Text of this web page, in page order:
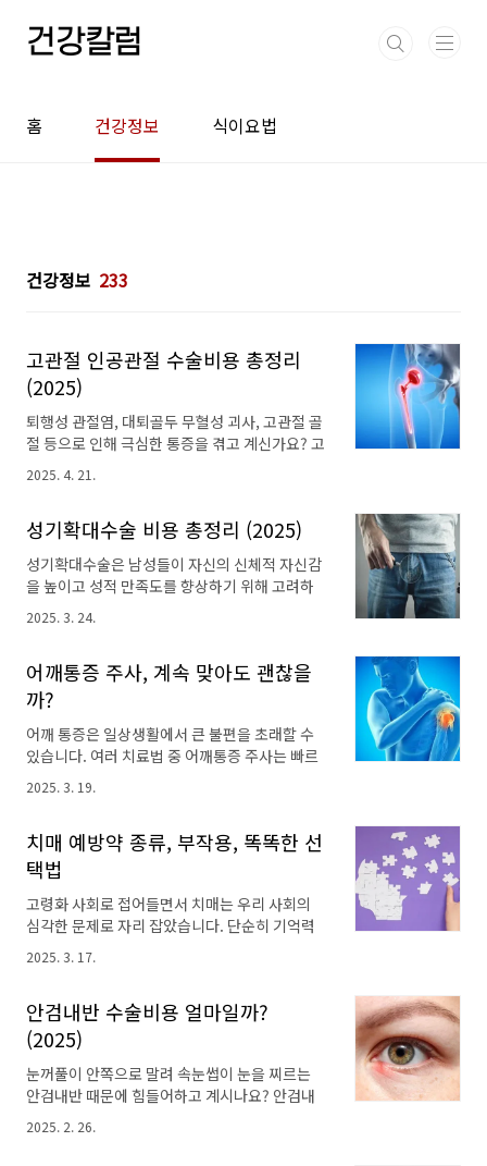
건강칼럼
홈 건강정보 식이요법
건강정보 233
고관절 인공관절 수술비용 총정리
(2025)
퇴행성 관절염, 대퇴골두 무혈성 괴사, 고관절 골
절 등으로 인해 극심한 통증을 겪고 계신가요? 고
관절 인공관절 수술은 손상된 고관절을 인공관절
로 대체하여 통증을 완화하고 운동 기능을 회복
정하기 전에 가장 궁금한 것 중 하나가 바로 고관
절 인공관절 수술 비용일 것입니다. 오늘은 이를
위해 고관절 인공관절 수술방법, 수술시기, 수술
비용에 대해 알아보도록 하겠습니다. 고관절 질
병 관련 정보고관절 통증 원인 6가지와 해결방법
복기간, 재활 언제부터 가능할까?골다공증에 좋
은 음식 12가지 고관절 인공관절 수술이란? 고관
절 인공관절 수술은 심하게 손상된 고관절 연골
과 뼈를 제거하고, 금속, 플라스틱, 세라믹 등의
특수 ..
2025. 4. 21.
성기확대수술 비용 총정리 (2025)
성기확대수술은 남성들이 자신의 신체적 자신감
을 높이고 성적 만족도를 향상하기 위해 고려하
는 수술 중 하나입니다. 하지만 이 수술은 개인의
신체적 특성과 기대 효과에 따라 다양한 방법과
과 충분한 정보 수집이 필수적입니다. 오늘은 이
를 위해 성기확대수술 비용에 대해 알아보도록
하겠습니다. ※ 함께 보면 도움 되는 글발기부전
치료방법 TOP 8 알아보기조루 치료법 TOP 8 놓
치지 마세요조루수술비용 총정리 (2025)음경확
대수술 비용 총정리 (2025)남자 갱년기 증상 15
기를 확대하여 자신감 회복과 성 기능 향상을 목
표로 하는 수술입니다. 이는 주로 남성의 신체적
2025. 3. 24.
어깨통증 주사, 계속 맞아도 괜찮을
까?
어깨 통증은 일상생활에서 큰 불편을 초래할 수
있습니다. 여러 치료법 중 어깨통증 주사는 빠르
게 통증을 완화해 주는 효과 덕분에 많은 사람들
이 선호하는 방법입니다. 하지만 주사를 반복해
대해 궁금해하는 분들이 적지 않습니다. 이에 오
늘은 어깨통증 주사 주기에 대해 자세히 알아보
겠습니다. 어깨통증 주사란? 어깨통증 주사는
어깨 관절 또는 주변 조직에 약물을 직접 주입하
여 통증을 완화하고 염증을 줄이는 치료법입니
다. 주로 사용되는 약물은 다음과 같습니다. 1. 스
통증을 완화합니다. 2. 히알루론산 주사관절 윤
활액과 유사한 히알루론산을 주입하여 관절 운동
2025. 3. 19.
치매 예방약 종류, 부작용, 똑똑한 선
택법
고령화 사회로 접어들면서 치매는 우리 사회의
심각한 문제로 자리 잡았습니다. 단순히 기억력
이 감퇴하는 것을 넘어, 일상생활이 불가능해지
고 존엄성까지 잃게 만드는 치매는 개인과 가족
는 이릅니다. 의학 기술의 발달로 치매 진행을 늦
추고 증상을 완화하는 다양한 예방약들이 개발되
었고, 건강한 생활 습관을 통해 치매 발병을 낮출
수 있습니다. 오늘은 이를 위해 치매 예방약 종류,
부작용, 똑똑한 선택법에 대해 알아보겠습니
다. 치매 예방약, 왜 중요할까? 치매는 단순한
2025. 3. 17.
안검내반 수술비용 얼마일까?
(2025)
눈꺼풀이 안쪽으로 말려 속눈썹이 눈을 찌르는
안검내반 때문에 힘들어하고 계시나요? 안검내
반은 단순한 미용 문제를 넘어 일상생활에 큰 불
편을 줄 수 있는 질환이라, 많은 분들이 수술을 고
2025. 2. 26.